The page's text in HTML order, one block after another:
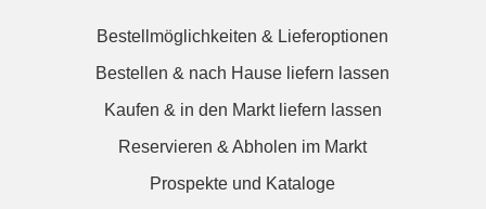
Bestellmöglichkeiten & Lieferoptionen
Bestellen & nach Hause liefern lassen
Kaufen & in den Markt liefern lassen
Reservieren & Abholen im Markt
Prospekte und Kataloge